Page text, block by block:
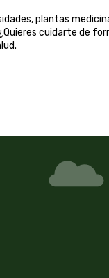
plantas
cuidarte de